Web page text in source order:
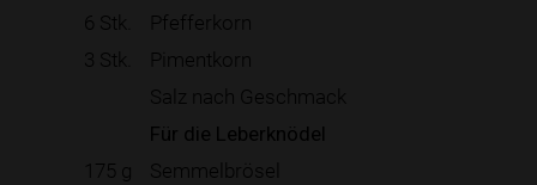
6 Stk.
Pfefferkorn
3 Stk.
Pimentkorn
Salz nach Geschmack
Für die Leberknödel
175 g
Semmelbrösel